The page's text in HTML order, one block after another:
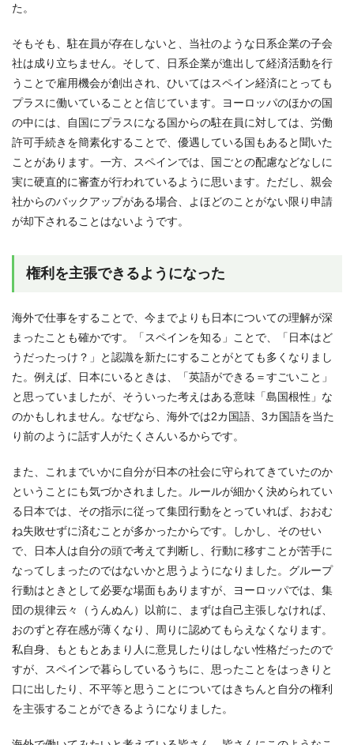
た。
そもそも、駐在員が存在しないと、当社のような日系企業の子会
社は成り立ちません。そして、日系企業が進出して経済活動を行
うことで雇用機会が創出され、ひいてはスペイン経済にとっても
プラスに働いていることと信じています。ヨーロッパのほかの国
の中には、自国にプラスになる国からの駐在員に対しては、労働
許可手続きを簡素化することで、優遇している国もあると聞いた
ことがあります。一方、スペインでは、国ごとの配慮などなしに
実に硬直的に審査が行われているように思います。ただし、親会
社からのバックアップがある場合、よほどのことがない限り申請
が却下されることはないようです。
権利を主張できるようになった
海外で仕事をすることで、今までよりも日本についての理解が深
まったことも確かです。「スペインを知る」ことで、「日本はど
うだったっけ？」と認識を新たにすることがとても多くなりまし
た。例えば、日本にいるときは、「英語ができる＝すごいこと」
と思っていましたが、そういった考えはある意味「島国根性」な
のかもしれません。なぜなら、海外では2カ国語、3カ国語を当た
り前のように話す人がたくさんいるからです。
また、これまでいかに自分が日本の社会に守られてきていたのか
ということにも気づかされました。ルールが細かく決められてい
る日本では、その指示に従って集団行動をとっていれば、おおむ
ね失敗せずに済むことが多かったからです。しかし、そのせい
で、日本人は自分の頭で考えて判断し、行動に移すことが苦手に
なってしまったのではないかと思うようになりました。グループ
行動はときとして必要な場面もありますが、ヨーロッパでは、集
団の規律云々（うんぬん）以前に、まずは自己主張しなければ、
おのずと存在感が薄くなり、周りに認めてもらえなくなります。
私自身、もともとあまり人に意見したりはしない性格だったので
すが、スペインで暮らしているうちに、思ったことをはっきりと
口に出したり、不平等と思うことについてはきちんと自分の権利
を主張することができるようになりました。